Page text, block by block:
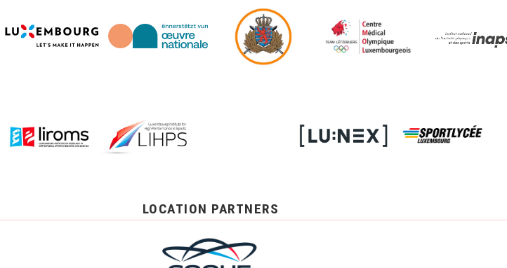
LOCATION PARTNERS